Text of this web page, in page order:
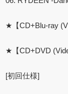
★【CD+Blu-ray
★【CD+DVD
[初回仕様]